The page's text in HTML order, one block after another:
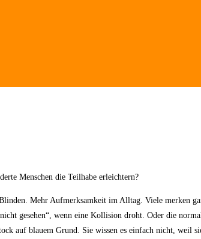
Menschen die Teilhabe erleichtern?
Mehr Aufmerksamkeit im Alltag. Viele merken
gesehen“, wenn eine Kollision droht. Oder die
auf blauem Grund. Sie wissen es einfach nicht, weil